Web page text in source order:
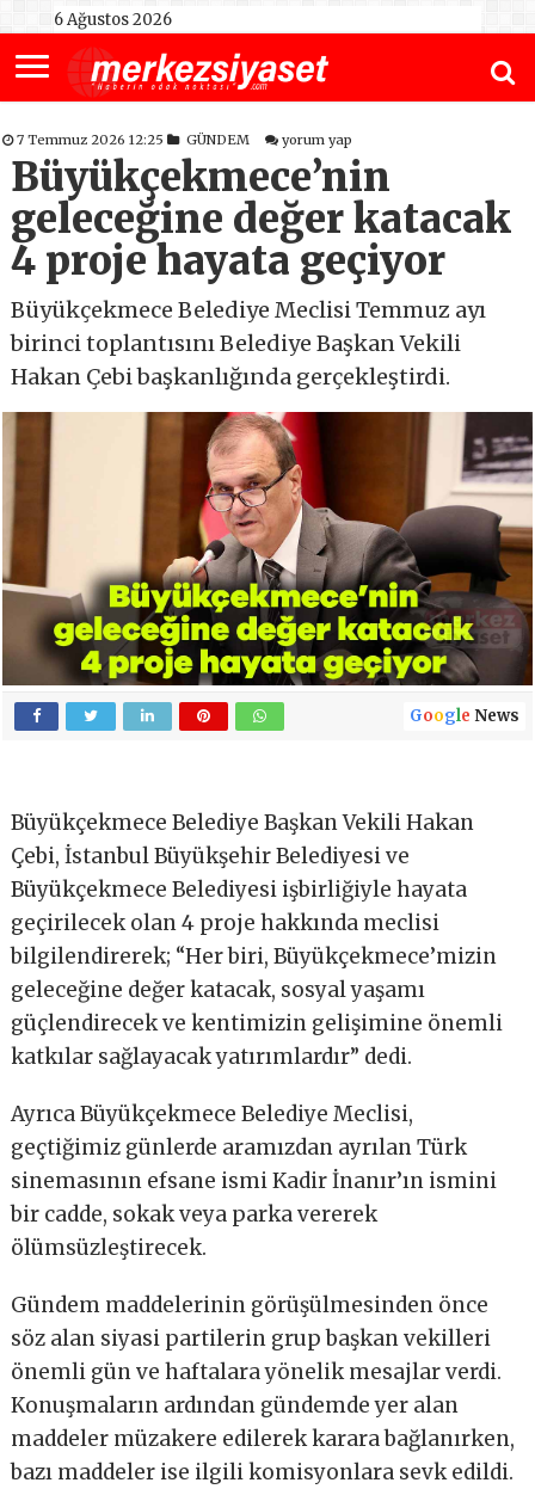
6 Ağustos 2026
7 Temmuz 2026 12:25 GÜNDEM yorum yap
Büyükçekmece’nin
geleceğine değer katacak
4 proje hayata geçiyor
Büyükçekmece Belediye Meclisi Temmuz ayı
birinci toplantısını Belediye Başkan Vekili
Hakan Çebi başkanlığında gerçekleştirdi.
Google News
Büyükçekmece Belediye Başkan Vekili Hakan
Çebi, İstanbul Büyükşehir Belediyesi ve
Büyükçekmece Belediyesi işbirliğiyle hayata
geçirilecek olan 4 proje hakkında meclisi
bilgilendirerek; “Her biri, Büyükçekmece’mizin
geleceğine değer katacak, sosyal yaşamı
güçlendirecek ve kentimizin gelişimine önemli
katkılar sağlayacak yatırımlardır” dedi.
Ayrıca Büyükçekmece Belediye Meclisi,
geçtiğimiz günlerde aramızdan ayrılan Türk
sinemasının efsane ismi Kadir İnanır’ın ismini
bir cadde, sokak veya parka vererek
ölümsüzleştirecek.
Gündem maddelerinin görüşülmesinden önce
söz alan siyasi partilerin grup başkan vekilleri
önemli gün ve haftalara yönelik mesajlar verdi.
Konuşmaların ardından gündemde yer alan
maddeler müzakere edilerek karara bağlanırken,
bazı maddeler ise ilgili komisyonlara sevk edildi.